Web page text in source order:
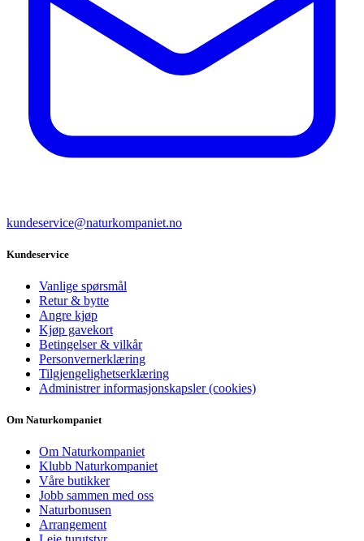
kundeservice@naturkompaniet.no
Kundeservice
Vanlige spørsmål
Retur & bytte
Angre kjøp
Kjøp gavekort
Betingelser & vilkår
Personvernerklæring
Tilgjengelighetserklæring
Administrer informasjonskapsler (cookies)
Om Naturkompaniet
Om Naturkompaniet
Klubb Naturkompaniet
Våre butikker
Jobb sammen med oss
Naturbonusen
Arrangement